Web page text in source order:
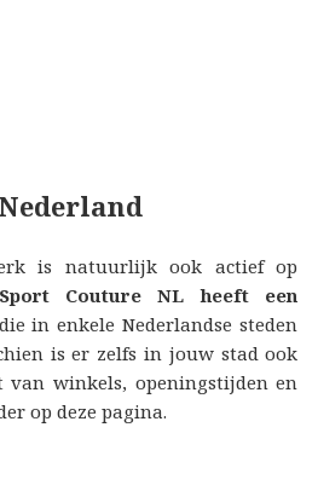
is natuurlijk ook actief op
Sport Couture NL heeft een
die in enkele Nederlandse steden
is er zelfs in jouw stad ook
van winkels, openingstijden en
op deze pagina.